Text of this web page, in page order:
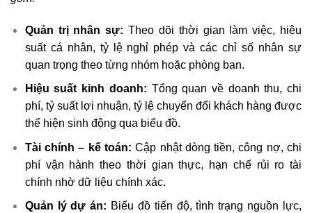
Quản trị nhân sự: Theo dõi thời gian làm việc, hiệu
suất cá nhân, tỷ lệ nghỉ phép và các chỉ số nhân sự
quan trọng theo từng nhóm hoặc phòng ban.
Hiệu suất kinh doanh: Tổng quan về doanh thu, chi
phí, tỷ suất lợi nhuận, tỷ lệ chuyển đổi khách hàng được
thể hiện sinh động qua biểu đồ.
Tài chính – kế toán: Cập nhật dòng tiền, công nợ, chi
phí vận hành theo thời gian thực, hạn chế rủi ro tài
chính nhờ dữ liệu chính xác.
Quản lý dự án: Biểu đồ tiến độ, tình trạng nguồn lực,